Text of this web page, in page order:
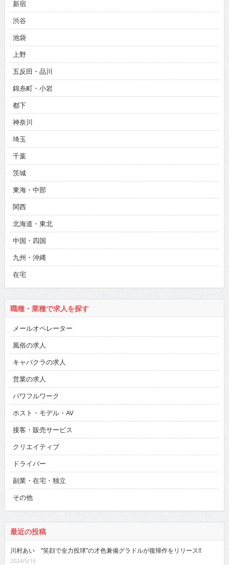
新宿
渋谷
池袋
上野
五反田・品川
錦糸町・小岩
都下
神奈川
埼玉
千葉
茨城
東海・中部
関西
北海道・東北
中国・四国
九州・沖縄
在宅
職種・業種で求人を探す
メールオペレーター
風俗の求人
キャバクラの求人
営業の求人
パワフルワーク
ホスト・モデル・AV
接客・販売サービス
クリエイティブ
ドライバー
副業・在宅・独立
その他
最近の投稿
川村あい “笑顔で全力投球”の才色兼備グラドルが復帰作をリリース!!
2024/5/16